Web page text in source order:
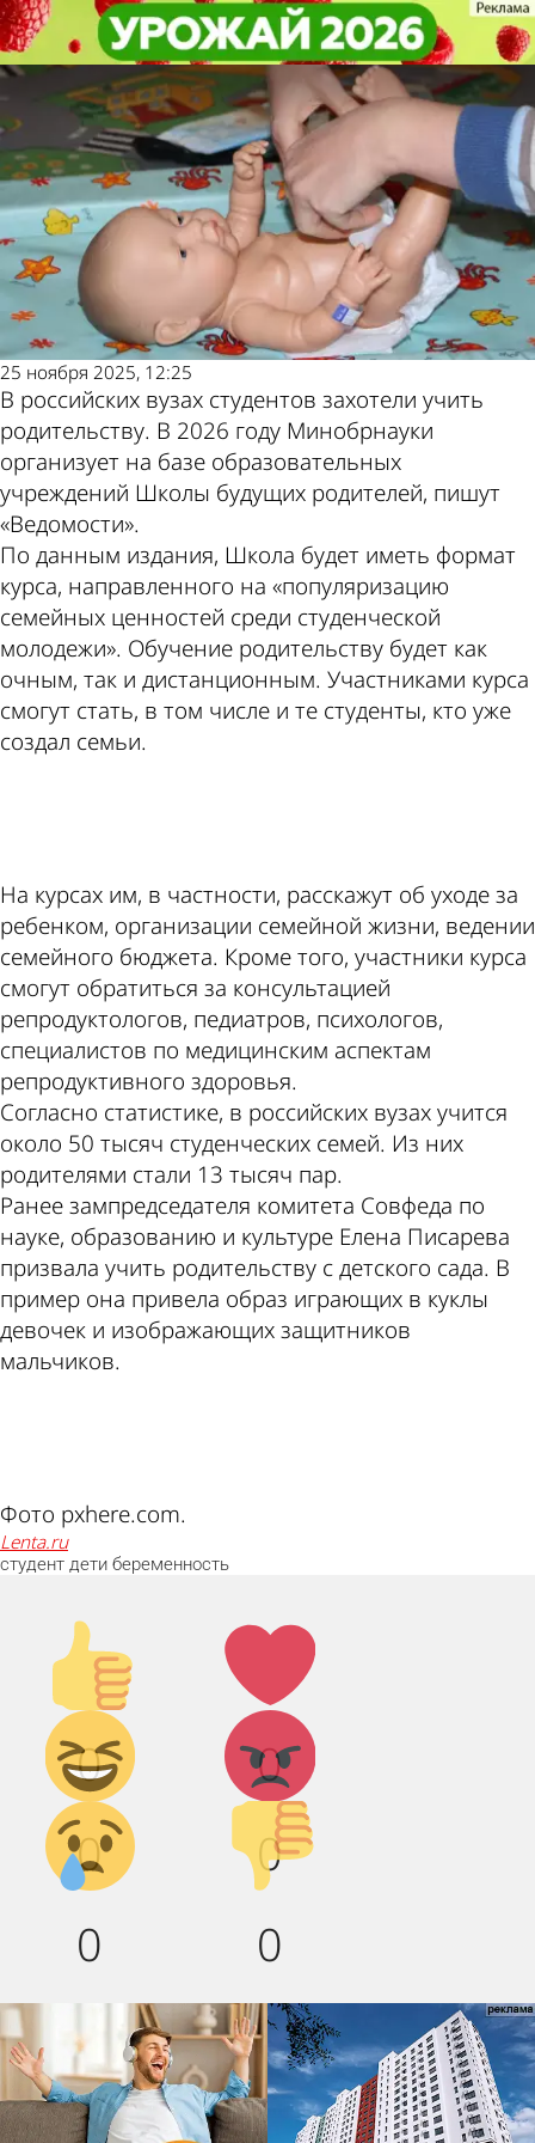
В российских вузах студентов
захотели учить родительству
В стране и
мире
25 ноября 2025, 12:25
В российских вузах студентов захотели учить
родительству. В 2026 году Минобрнауки
организует на базе образовательных
учреждений Школы будущих родителей, пишут
«Ведомости».
По данным издания, Школа будет иметь формат
курса, направленного на «популяризацию
семейных ценностей среди студенческой
молодежи». Обучение родительству будет как
очным, так и дистанционным. Участниками курса
смогут стать, в том числе и те студенты, кто уже
создал семьи.
На курсах им, в частности, расскажут об уходе за
ребенком, организации семейной жизни, ведении
семейного бюджета. Кроме того, участники курса
смогут обратиться за консультацией
репродуктологов, педиатров, психологов,
специалистов по медицинским аспектам
репродуктивного здоровья.
Согласно статистике, в российских вузах учится
около 50 тысяч студенческих семей. Из них
родителями стали 13 тысяч пар.
Ранее зампредседателя комитета Совфеда по
науке, образованию и культуре Елена Писарева
призвала учить родительству с детского сада. В
пример она привела образ играющих в куклы
девочек и изображающих защитников
мальчиков.
Фото pxhere.com.
lenta.ru
студент дети беременность
Палец
вверх!
0
Лайк!
0
Дикий
смех!
0
Агрессия!
0
Грусть :(
0
Палец
вниз!
0
В российских вузах студентов
захотели учить родительству
В стране и
мире
Другие новости
по теме
Погода и курсы
валют в Пензе